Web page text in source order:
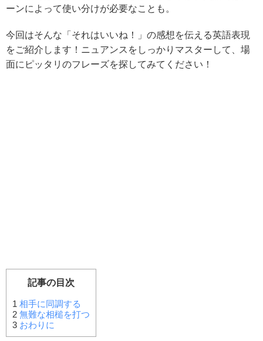
ーンによって使い分けが必要なことも。
今回はそんな「それはいいね！」の感想を伝える英語表現
をご紹介します！ニュアンスをしっかりマスターして、場
面にピッタリのフレーズを探してみてください！
記事の目次
1 相手に同調する
2 無難な相槌を打つ
3 おわりに